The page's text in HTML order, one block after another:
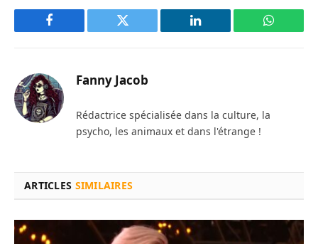
Facebook Twitter LinkedIn
Fanny Jacob
Rédactrice spécialisée dans la culture, la
psycho, les animaux et dans l'étrange !
ARTICLES SIMILAIRES